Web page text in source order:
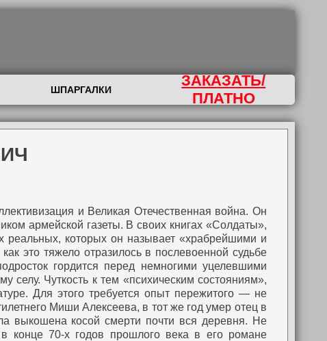
ШПАРГАЛКИ
ЗАКАЗАТЬ/
ПЛАТНО
и Великая Отечественная война. Он
армейской газеты. В своих книгах «Солдаты»,
реальных, которых он называет «храбрейшими и
это тяжело отразилось в послевоенной судьбе
гордится перед немногими уцелевшими
Чуткость к тем «психическим cостояниям»,
Для этого требуется опыт пережитого — не
Миши Алексеева, в тот же год умер отец в
выкошена косой смерти почти вся деревня. Не
конце 70-х годов прошлого века в его романе